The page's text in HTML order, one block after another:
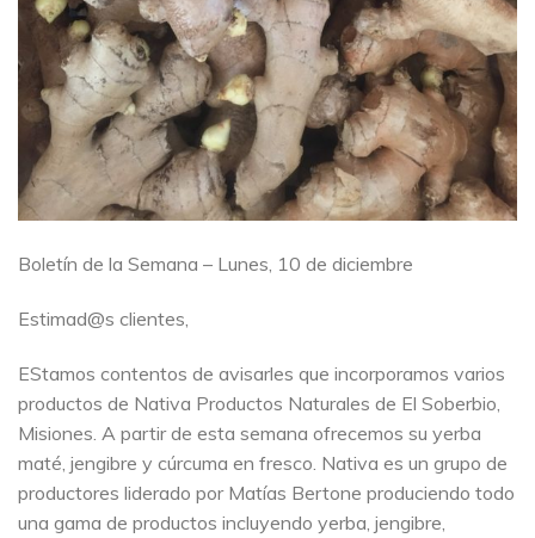
Boletín de la Semana – Lunes, 10 de diciembre
Estimad@s clientes,
EStamos contentos de avisarles que incorporamos varios
productos de Nativa Productos Naturales de El Soberbio,
Misiones. A partir de esta semana ofrecemos su yerba
maté, jengibre y cúrcuma en fresco. Nativa es un grupo de
productores liderado por Matías Bertone produciendo todo
una gama de productos incluyendo yerba, jengibre,